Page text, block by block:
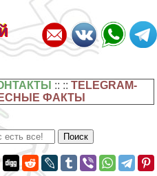
:: ::TELEGRAM-
ФАКТЫ